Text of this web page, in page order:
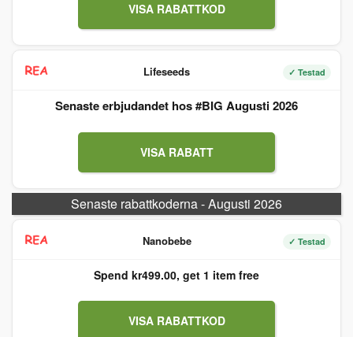
VISA RABATTKOD
Lifeseeds ✓ Testad
Senaste erbjudandet hos #BIG Augusti 2026
VISA RABATT
Senaste rabattkoderna - Augusti 2026
Nanobebe ✓ Testad
Spend kr499.00, get 1 item free
VISA RABATTKOD